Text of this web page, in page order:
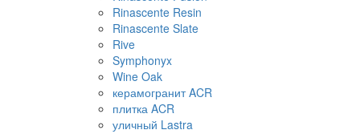
Rinascente Resin
Rinascente Slate
Rive
Symphonyx
Wine Oak
керамогранит ACR
плитка ACR
уличный Lastra